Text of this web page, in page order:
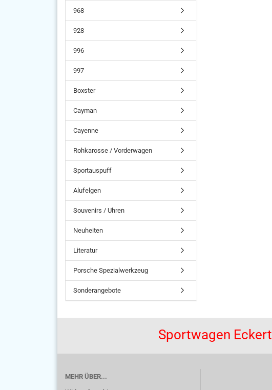
968
928
996
997
Boxster
Cayman
Cayenne
Rohkarosse / Vorderwagen
Sportauspuff
Alufelgen
Souvenirs / Uhren
Neuheiten
Literatur
Porsche Spezialwerkzeug
Sonderangebote
Sportwagen Eckert
MEHR ÜBER...